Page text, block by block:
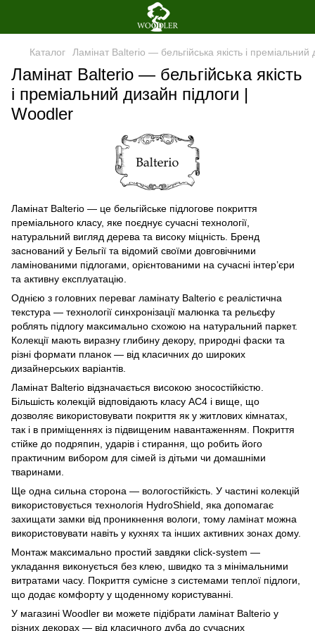
Каталог Ламінат Balterio — бельгійська якість і
Ламінат Balterio — бельгійська якість
і преміальний дизайн підлоги |
Woodler
Ламінат Balterio — це бельгійське підлогове покриття
преміального класу, яке поєднує сучасні технології,
натуральний вигляд дерева та високу міцність. Бренд
заснований у Бельгії та відомий своїми довговічними
ламінованими підлогами, орієнтованими на сучасні інтер’єри
та активну експлуатацію.
Однією з головних переваг ламінату Balterio є реалістична
текстура — технології синхронізації малюнка та рельєфу
роблять підлогу максимально схожою на натуральний паркет.
Колекції мають виразну глибину декору, природні фаски та
різні формати планок — від класичних до широких
дизайнерських варіантів.
Ламінат Balterio відзначається високою зносостійкістю.
Більшість колекцій відповідають класу AC4 і вище, що
дозволяє використовувати покриття як у житлових кімнатах,
так і в приміщеннях із підвищеним навантаженням. Покриття
стійке до подряпин, ударів і стирання, що робить його
практичним вибором для сімей із дітьми чи домашніми
тваринами.
Ще одна сильна сторона — вологостійкість. У частині колекцій
використовується технологія HydroShield, яка допомагає
захищати замки від проникнення вологи, тому ламінат можна
використовувати навіть у кухнях та інших активних зонах дому.
Монтаж максимально простий завдяки click-system —
укладання виконується без клею, швидко та з мінімальними
витратами часу. Покриття сумісне з системами теплої підлоги,
що додає комфорту у щоденному користуванні.
У магазині Woodler ви можете підібрати ламінат Balterio у
різних декорах — від класичного дуба до сучасних